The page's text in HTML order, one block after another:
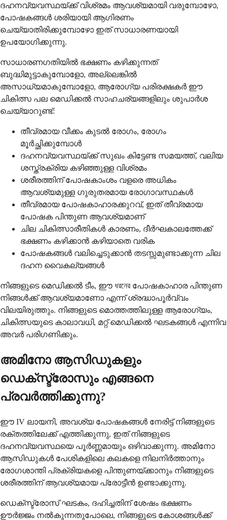
ദഹനവ്യവസ്ഥയ്ക്ക് വിശ്രമം ആവശ്യമായി വരുമ്പോഴോ,
പോഷകങ്ങൾ ശരിയായി ആഗിരണം
ചെയ്യാതിരിക്കുമ്പോഴോ ഇത് സാധാരണയായി
ഉപയോഗിക്കുന്നു.
സാധാരണഗതിയിൽ ഭക്ഷണം കഴിക്കുന്നത്
ബുദ്ധിമുട്ടാകുമ്പോളോ, അല്ലെങ്കിൽ
അസാധ്യമാകുമ്പോളോ, ആരോഗ്യ പരിരക്ഷകർ ഈ
ചികിത്സ പല മെഡിക്കൽ സാഹചര്യങ്ങളിലും ശുപാർശ
ചെയ്യാറുണ്ട്:
തീവ്രമായ വീക്കം കുടൽ രോഗം, രോഗം
മൂർച്ഛിക്കുമ്പോൾ
ദഹനവ്യവസ്ഥയ്ക്ക് സുഖം കിട്ടേണ്ട സമയത്ത്, വലിയ
ശസ്ത്രക്രിയ കഴിഞ്ഞുള്ള വിശ്രമം
ശരീരത്തിന് പോഷകാംശം വളരെ അധികം
ആവശ്യമുള്ള ഗുരുതരമായ രോഗാവസ്ഥകൾ
തീവ്രമായ പോഷകാഹാരക്കുറവ്, ഇത് തീവ്രമായ
പോഷക പിന്തുണ ആവശ്യമാണ്
ചില ചികിത്സാരീതികൾ കാരണം, ദീർഘകാലത്തേക്ക്
ഭക്ഷണം കഴിക്കാൻ കഴിയാതെ വരിക
പോഷകങ്ങൾ വലിച്ചെടുക്കാൻ തടസ്സമുണ്ടാക്കുന്ന ചില
ദഹന വൈകല്യങ്ങൾ
നിങ്ങളുടെ മെഡിക്കൽ ടീം, ഈ ধরনের പോഷകാഹാര പിന്തുണ
നിങ്ങൾക്ക് ആവശ്യമാണോ എന്ന് ശ്രദ്ധാപൂർവ്വം
വിലയിരുത്തും. നിങ്ങളുടെ മൊത്തത്തിലുള്ള ആരോഗ്യം,
ചികിത്സയുടെ കാലാവധി, മറ്റ് മെഡിക്കൽ ഘടകങ്ങൾ എന്നിവ
അവർ പരിഗണിക്കും.
അമിനോ ആസിഡുകളും
ഡെക്സ്ട്രോസും എങ്ങനെ
പ്രവർത്തിക്കുന്നു?
ഈ IV ലായനി, അവശ്യ പോഷകങ്ങൾ നേരിട്ട് നിങ്ങളുടെ
രക്തത്തിലേക്ക് എത്തിക്കുന്നു, ഇത് നിങ്ങളുടെ
ദഹനവ്യവസ്ഥയെ പൂർണ്ണമായും ഒഴിവാക്കുന്നു. അമിനോ
ആസിഡുകൾ പേശികളിലെ കലകളെ നിലനിർത്താനും
രോഗശാന്തി പ്രക്രിയകളെ പിന്തുണയ്ക്കാനും നിങ്ങളുടെ
ശരീരത്തിന് ആവശ്യമായ പ്രോട്ടീൻ ഉണ്ടാക്കുന്നു.
ഡെക്സ്ട്രോസ് ഘടകം, ദഹിച്ചതിന് ശേഷം ഭക്ഷണം
ഊർജ്ജം നൽകുന്നതുപോലെ, നിങ്ങളുടെ കോശങ്ങൾക്ക്